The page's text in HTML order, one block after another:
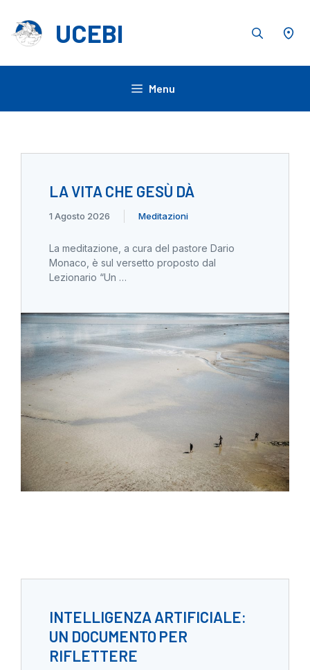
contenuto
UCEBI
Menu
LA VITA CHE GESÙ DÀ
1 Agosto 2026 Meditazioni
La meditazione, a cura del pastore Dario
Monaco, è sul versetto proposto dal
Lezionario “Un …
INTELLIGENZA ARTIFICIALE:
UN DOCUMENTO PER
RIFLETTERE